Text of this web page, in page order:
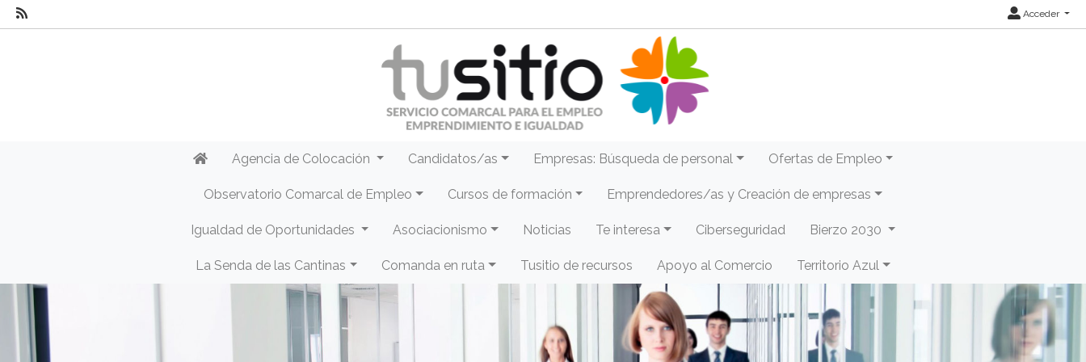
Acceder
Agencia de Colocación Candidatos/as Empresas: Búsqueda de personal Ofertas de Empleo
Observatorio Comarcal de Empleo Cursos de formación Emprendedores/as y Creación de empresas
Igualdad de Oportunidades Asociacionismo Noticias Te interesa Ciberseguridad Bierzo 2030
La Senda de las Cantinas Comanda en ruta Tusitio de recursos Apoyo al Comercio Territorio Azul